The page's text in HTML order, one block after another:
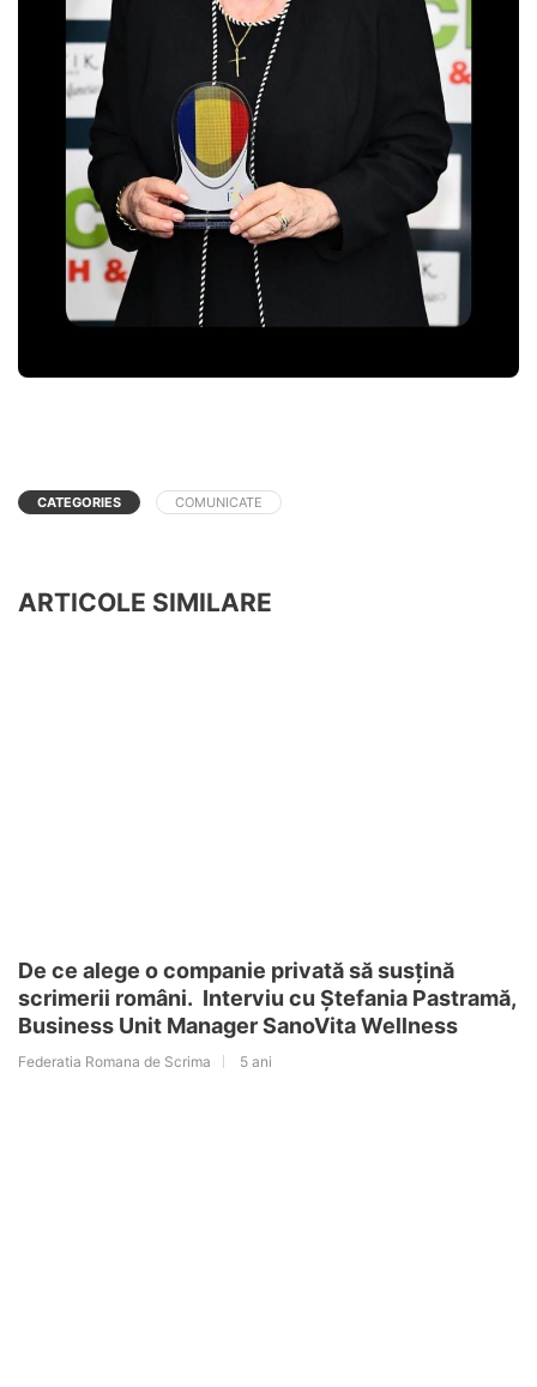
CATEGORIES COMUNICATE
ARTICOLE SIMILARE
De ce alege o companie privată să susțină
scrimerii români. Interviu cu Ștefania Pastramă,
Business Unit Manager SanoVita Wellness
Federatia Romana de Scrima 5 ani